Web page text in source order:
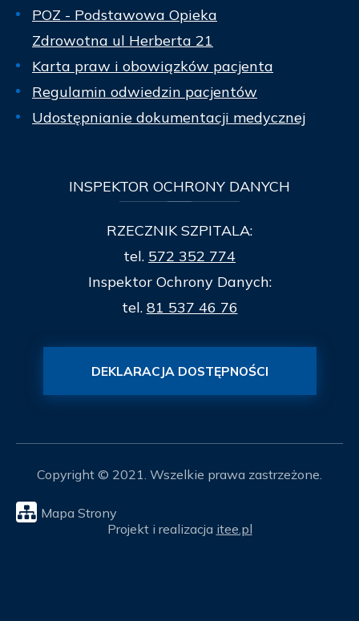
POZ - Podstawowa Opieka
Zdrowotna ul Herberta 21
Karta praw i obowiązków pacjenta
Regulamin odwiedzin pacjentów
Udostępnianie dokumentacji medycznej
INSPEKTOR OCHRONY DANYCH
RZECZNIK SZPITALA:
tel. 572 352 774
Inspektor Ochrony Danych:
tel. 81 537 46 76
DEKLARACJA DOSTĘPNOŚCI
Copyright © 2021. Wszelkie prawa zastrzeżone.
Mapa Strony
Projekt i realizacja itee.pl